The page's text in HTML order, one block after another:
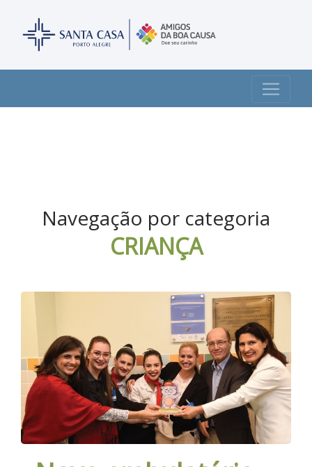
Navegação por categoria
CRIANÇA